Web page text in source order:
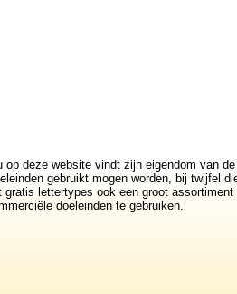
op deze website vindt zijn eigendom van
gebruikt mogen worden, bij twijfel
gratis lettertypes ook een groot
doeleinden te gebruiken.